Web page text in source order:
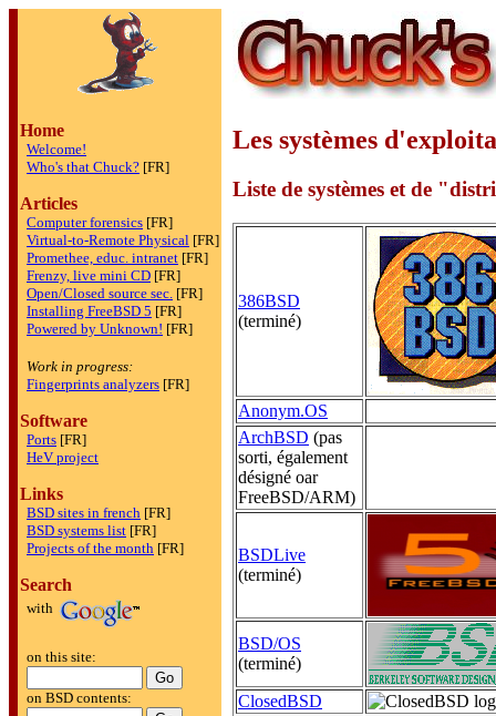
Home
Welcome!
Who's that Chuck? [FR]
Articles
Computer forensics [FR]
Virtual-to-Remote Physical [FR]
Promethee, educ. intranet [FR]
Frenzy, live mini CD [FR]
Open/Closed source sec. [FR]
Installing FreeBSD 5 [FR]
Powered by Unknown! [FR]
Work in progress:
Fingerprints analyzers [FR]
Software
Ports [FR]
HeV project
Links
BSD sites in french [FR]
BSD systems list [FR]
Projects of the month [FR]
Search
with
on this site:
on BSD contents:
Les systèmes
Liste de systèmes et de
386BSD
(terminé)
Anonym.OS
ArchBSD (pas
sorti, également
désigné oar
FreeBSD/ARM)
BSDLive
(terminé)
BSD/OS
(terminé)
ClosedBSD